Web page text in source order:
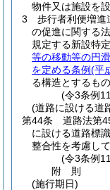
物件又は施設を
3
歩行者利便増進
の促進に関する
規定する新設特
等の移動等の円
を定める条例(平
る構造とするもの
(令3条例
(道路に設ける道
第44条
道路法第
に設ける道路標
整合性を考慮し
(令3条例
附 則
(施行期日)